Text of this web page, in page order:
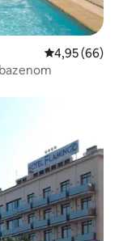
Prosječna
4,95 (66)
gosti”